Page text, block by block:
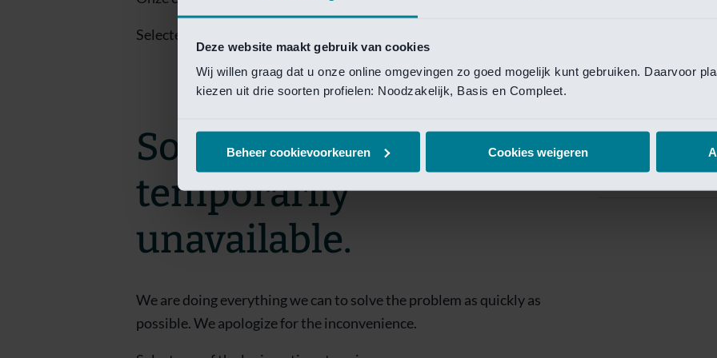
Deze website maakt gebruik van cookies
Wij willen graag dat u onze online omgevingen zo goed mogelijk kunt gebruiken. Daarvoor
kiezen uit drie soorten profielen: Noodzakelijk, Basis en Compleet.
Beheer cookievoorkeuren Cookies weigeren
Van Lanschot
Selecteer een van de login opties om toegang te krijgen.
Sorry! This page is
temporarily
unavailable.
We are doing everything we can to solve the problem as quickly as
possible. We apologize for the inconvenience.